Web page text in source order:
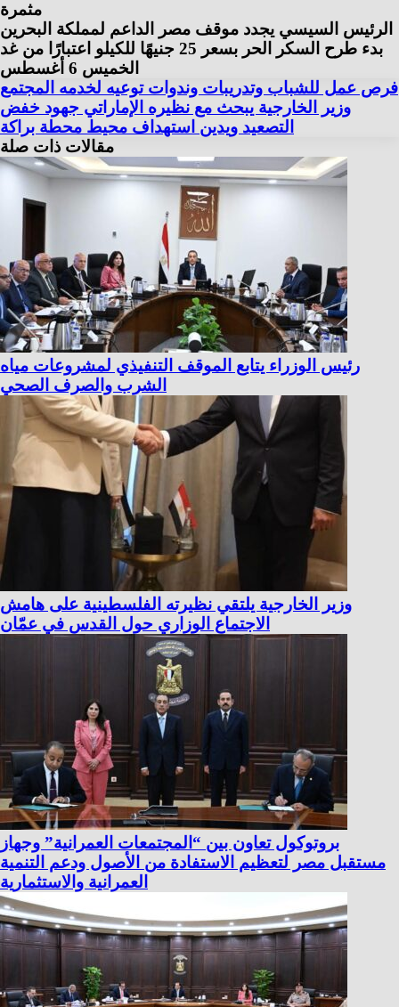
مثمرة
الرئيس السيسي يجدد موقف مصر الداعم لمملكة البحرين
بدء طرح السكر الحر بسعر 25 جنيهًا للكيلو اعتبارًا من غد
الخميس 6 أغسطس
فرص عمل للشباب وتدريبات وندوات توعيه لخدمه المجتمع
وزير الخارجية يبحث مع نظيره الإماراتي جهود خفض
التصعيد ويدين استهداف محيط محطة براكة
مقالات ذات صلة
رئيس الوزراء يتابع الموقف التنفيذي لمشروعات مياه
الشرب والصرف الصحي
وزير الخارجية يلتقي نظيرته الفلسطينية على هامش
الاجتماع الوزاري حول القدس في عمّان
بروتوكول تعاون بين “المجتمعات العمرانية” وجهاز
مستقبل مصر لتعظيم الاستفادة من الأصول ودعم التنمية
العمرانية والاستثمارية